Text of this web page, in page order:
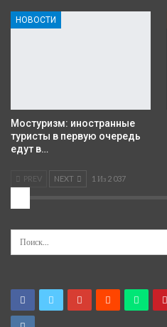
НОВОСТИ
Мостуризм: иностранные
туристы в первую очередь
едут в…
PREV NEXT 1 Из 2 037